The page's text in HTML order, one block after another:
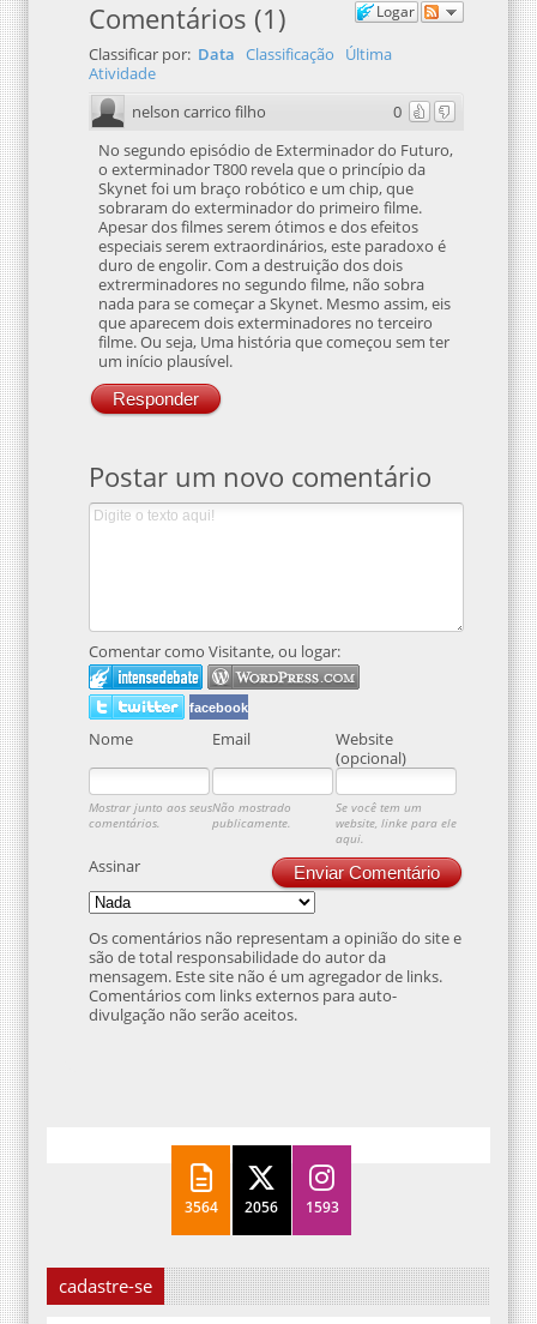
Logar
Comentários (1 )
Classificar por: Data Classificação
Última
Atividade
0
nelson carrico filho
No segundo episódio de Exterminador do Futuro,
o exterminador T800 revela que o princípio da
Skynet foi um braço robótico e um chip, que
sobraram do exterminador do primeiro filme.
Apesar dos filmes serem ótimos e dos efeitos
especiais serem extraordinários, este paradoxo é
duro de engolir. Com a destruição dos dois
extrerminadores no segundo filme, não sobra
nada para se começar a Skynet. Mesmo assim, eis
que aparecem dois exterminadores no terceiro
filme. Ou seja, Uma história que começou sem ter
um início plausível.
Responder
Postar um novo comentário
Comentar como Visitante, ou logar:
facebook
Nome Email
Website
(opcional)
Mostrar junto aos seus
comentários.
Não mostrado
publicamente.
Se você tem um
website, linke para ele
aqui.
Enviar Comentário
Assinar
Os comentários não representam a opinião do site e
são de total responsabilidade do autor da
mensagem. Este site não é um agregador de links.
Comentários com links externos para auto-
divulgação não serão aceitos.
3564 2056 1593
cadastre-se